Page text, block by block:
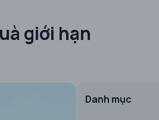
giới hạn
Danh mục